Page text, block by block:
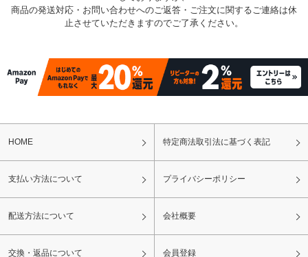
商品の発送対応・お問い合わせへのご返答・ご注文に関するご連絡は休
止させていただきますのでご了承ください。
HOME 特定商法取引法に基づく表記
支払い方法について プライバシーポリシー
配送方法について 会社概要
交換・返品について 会員登録